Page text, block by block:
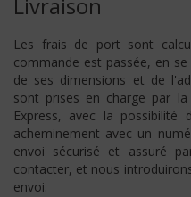
Livraison
Les frais de port sont
commande est passée, en
de ses dimensions et de
sont prises en charge par
Express, avec la
acheminement avec un
envoi sécurisé et assuré
contacter, et nous
envoi.